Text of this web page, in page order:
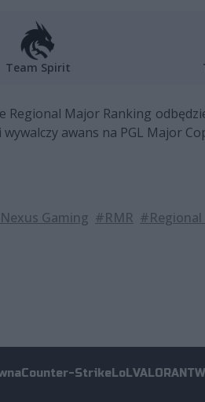
Team Spirit
Regional Major Ranking
wywalczy awans na PGL Major
Gaming #RMR
Counter-StrikeLoLVALORANT